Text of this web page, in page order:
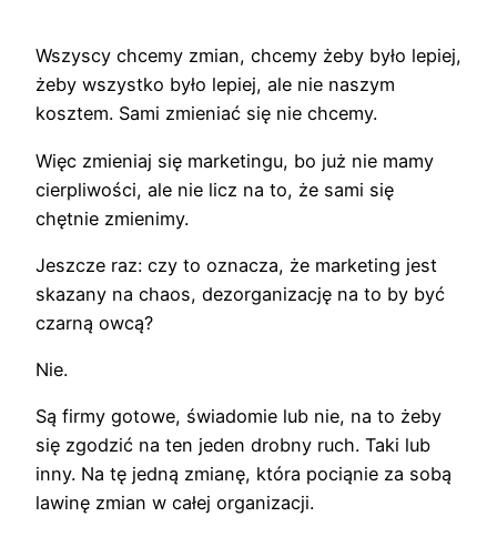
Wszyscy chcemy zmian, chcemy żeby było lepiej,
żeby wszystko było lepiej, ale nie naszym
kosztem. Sami zmieniać się nie chcemy.
Więc zmieniaj się marketingu, bo już nie mamy
cierpliwości, ale nie licz na to, że sami się
chętnie zmienimy.
Jeszcze raz: czy to oznacza, że marketing jest
skazany na chaos, dezorganizację na to by być
czarną owcą?
Nie.
Są firmy gotowe, świadomie lub nie, na to żeby
się zgodzić na ten jeden drobny ruch. Taki lub
inny. Na tę jedną zmianę, która pociąnie za sobą
lawinę zmian w całej organizacji.